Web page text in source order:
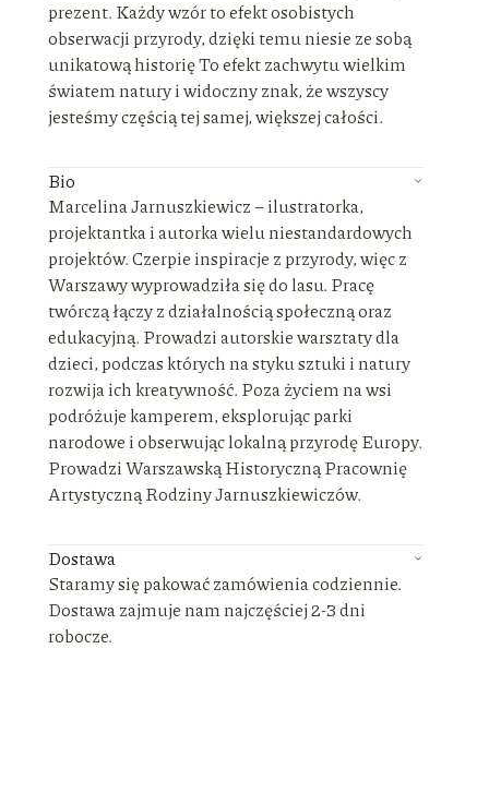
prezent. Każdy wzór to efekt osobistych
obserwacji przyrody, dzięki temu niesie ze sobą
unikatową historię To efekt zachwytu wielkim
światem natury i widoczny znak, że wszyscy
jesteśmy częścią tej samej, większej całości.
Bio
Marcelina Jarnuszkiewicz – ilustratorka,
projektantka i autorka wielu niestandardowych
projektów. Czerpie inspiracje z przyrody, więc z
Warszawy wyprowadziła się do lasu. Pracę
twórczą łączy z działalnością społeczną oraz
edukacyjną. Prowadzi autorskie warsztaty dla
dzieci, podczas których na styku sztuki i natury
rozwija ich kreatywność. Poza życiem na wsi
podróżuje kamperem, eksplorując parki
narodowe i obserwując lokalną przyrodę Europy.
Prowadzi Warszawską Historyczną Pracownię
Artystyczną Rodziny Jarnuszkiewiczów.
Dostawa
Staramy się pakować zamówienia codziennie.
Dostawa zajmuje nam najczęściej 2-3 dni
robocze.